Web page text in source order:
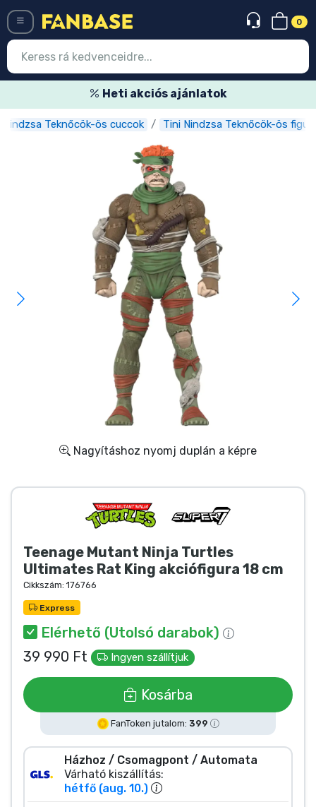
0
Heti akciós ajánlatok
Nindzsa Teknőcök-ös cuccok Tini Nindzsa Teknőcök-ös
Nagyításhoz nyomj duplán a képre
Teenage Mutant Ninja Turtles
Ultimates Rat King akciófigura 18 cm
Cikkszám: 176766
Express
Elérhető (Utolsó darabok)
39 990 Ft
Ingyen szállítjuk
Kosárba
FanToken jutalom: 399
Házhoz / Csomagpont / Automata
Várható kiszállítás:
hétfő (aug. 10.)
Belépés Regisztráció
Legújabb cuccok
Akciós ajánlatok
Express szállítás
Előrendelhető cuccok
Outlet cuccok
Ajándékkártya
Szállítás és fizetés
Sorozatos cuccok
Animés cuccok
Gamer cuccok
Sportos cuccok
Zenés cuccok
Terméktípusok